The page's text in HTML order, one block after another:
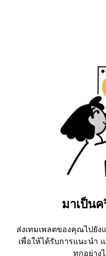
มาเป็นค
ส่งเทมเพลตของคุณไปยัง
เพื่อให้ได้รับการแนะนำ
ทุกอย่าง